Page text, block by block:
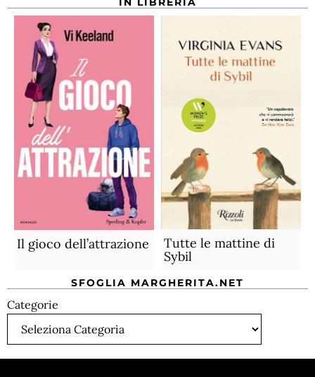
Il gioco dell’attrazione
Tutte le mattine di
Sybil
SFOGLIA MARGHERITA.NET
Categorie